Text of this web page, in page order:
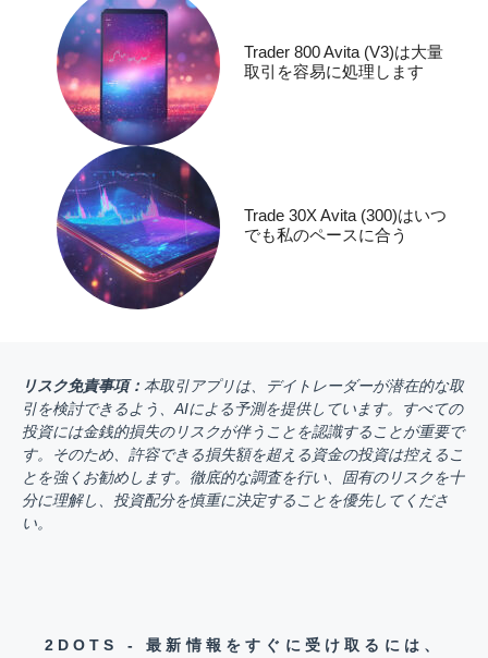
Trader 800 Avita (V3)は大量
取引を容易に処理します
Trade 30X Avita (300)はいつ
でも私のペースに合う
リスク免責事項： 本取引アプリは、デイトレーダーが潜在的な取
引を検討できるよう、AIによる予測を提供しています。すべての
投資には金銭的損失のリスクが伴うことを認識することが重要で
す。そのため、許容できる損失額を超える資金の投資は控えるこ
とを強くお勧めします。徹底的な調査を行い、固有のリスクを十
分に理解し、投資配分を慎重に決定することを優先してくださ
い。
2DOTS - 最新情報をすぐに受け取るには、